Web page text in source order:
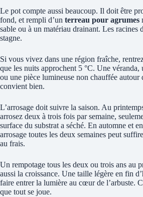
Le pot compte aussi beaucoup. Il doit être
fond, et rempli d’un terreau pour agrumes
sable ou à un matériau drainant. Les racines
stagne.
Si vous vivez dans une région fraîche,
que les nuits approchent 5 °C. Une véranda,
ou une pièce lumineuse non chauffée autour
convient bien.
L’arrosage doit suivre la saison. Au
arrosez deux à trois fois par semaine,
surface du substrat a séché. En automne et
arrosage toutes les deux semaines peut
au frais.
Un rempotage tous les deux ou trois ans au
aussi la croissance. Une taille légère en fin
faire entrer la lumière au cœur de l’arbuste.
que tout se joue.